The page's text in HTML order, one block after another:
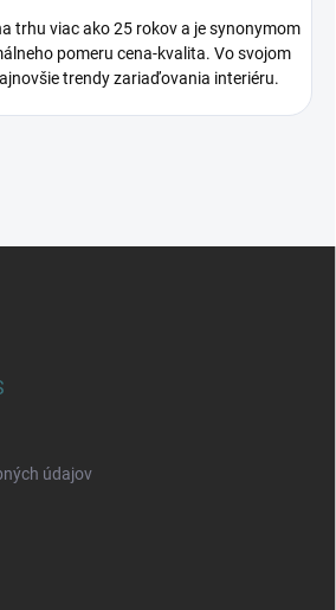
trhu viac ako 25 rokov a je synonymom
pomeru cena-kvalita. Vo svojom
trendy zariaďovania interiéru.
údajov